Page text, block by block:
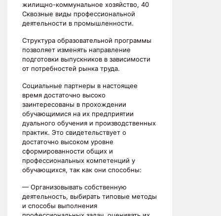
жилищно-коммунальное хозяйство, 40
Сквозные виды профессиональной
деятельности в промышленности.
Структура образовательной программы
позволяет изменять направление
подготовки выпускников в зависимости
от потребностей рынка труда.
Социальные партнеры в настоящее
время достаточно высоко
заинтересованы в прохождении
обучающимися на их предприятии
дуального обучения и производственных
практик. Это свидетельствует о
достаточно высоком уровне
сформированности общих и
профессиональных компетенций у
обучающихся, так как они способны:
— Организовывать собственную
деятельность, выбирать типовые методы
и способы выполнения